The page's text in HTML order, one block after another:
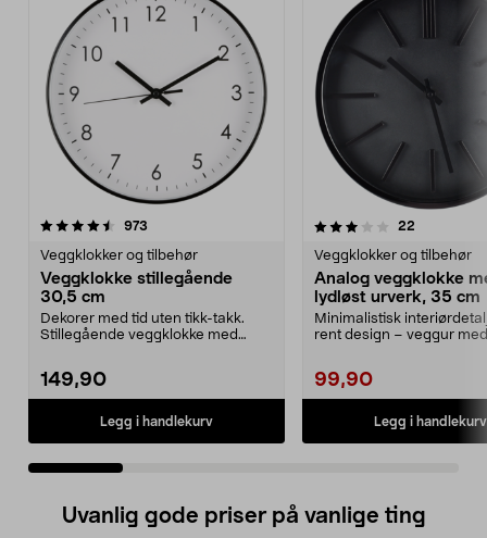
973
Veggklokker og tilbehør
Veggklokke stillegående
30,5 cm
Dekorer med tid uten tikk-takk.
Stillegående veggklokke med
149,90
Legg i handlekurv
3.0 av 5 stjerner 22
Veggklokker og tilbehør
Analog veggklokke
lydløst urverk, 35 cm
Minimalistisk
rent design – veggur
99,90
Legg i handlekurv
4.5 av 5 stjerner
Uvanlig gode priser på vanlige ting